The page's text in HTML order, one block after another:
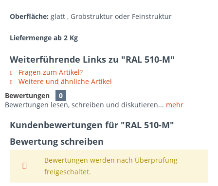
Oberfläche: glatt , Grobstruktur oder Feinstruktur
Liefermenge ab 2 Kg
Weiterführende Links zu "RAL 510-M"
Fragen zum Artikel?
Weitere und ähnliche Artikel
Bewertungen
0
Bewertungen lesen, schreiben und diskutieren... mehr
Kundenbewertungen für "RAL 510-M"
Bewertung schreiben
Bewertungen werden nach Überprüfung
freigeschaltet.